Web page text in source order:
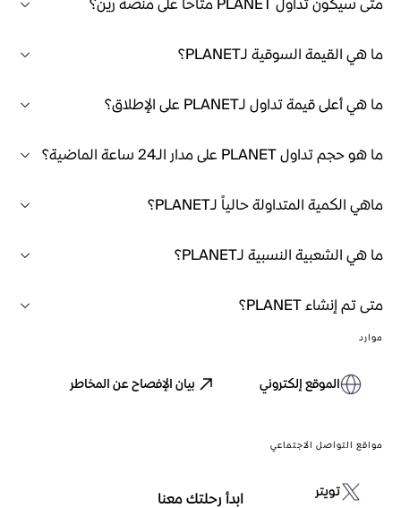
ما هي القيمة السوقية لـPLANET؟
ما هي أعلى قيمة تداول لـPLANET على الإطلاق؟
ما هو حجم تداول PLANET على مدار الـ24 ساعة الماضية؟
ماهي الكمية المتداولة حالياً لـPLANET؟
ما هي الشعبية النسبية لـPLANET؟
متى تم إنشاء PLANET؟
موارد
الموقع إلكتروني بيان الإفصاح عن المخاطر
مواقع التواصل الاجتماعي
تويتر ابدأ رحلتك معنا